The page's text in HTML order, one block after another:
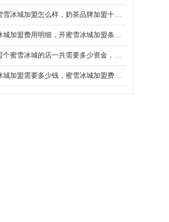
础年度费用
县城蜜雪冰城加盟怎么样，奶茶品牌加盟十大品牌蜜雪冰城
蜜雪冰城加盟费用明细，开蜜雪冰城加盟条件有哪些呢
想加盟个蜜雪冰城的店一共需要多少资金，镇上加盟一个蜜雪冰城得多少钱
蜜雪冰城加盟需要多少钱，蜜雪冰城加盟费一览表2024